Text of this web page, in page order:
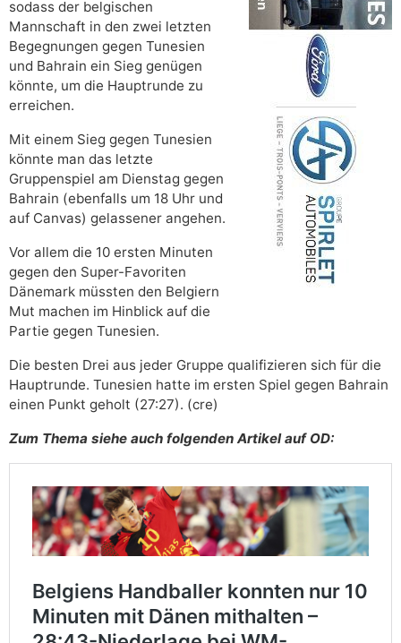
sodass der belgischen
Mannschaft in den zwei letzten
Begegnungen gegen Tunesien
und Bahrain ein Sieg genügen
könnte, um die Hauptrunde zu
erreichen.
Mit einem Sieg gegen Tunesien
könnte man das letzte
Gruppenspiel am Dienstag gegen
Bahrain (ebenfalls um 18 Uhr und
auf Canvas) gelassener angehen.
Vor allem die 10 ersten Minuten
gegen den Super-Favoriten
Dänemark müssten den Belgiern
Mut machen im Hinblick auf die
Partie gegen Tunesien.
Die besten Drei aus jeder Gruppe qualifizieren sich für die
Hauptrunde. Tunesien hatte im ersten Spiel gegen Bahrain
einen Punkt geholt (27:27). (cre)
Zum Thema siehe auch folgenden Artikel auf OD: